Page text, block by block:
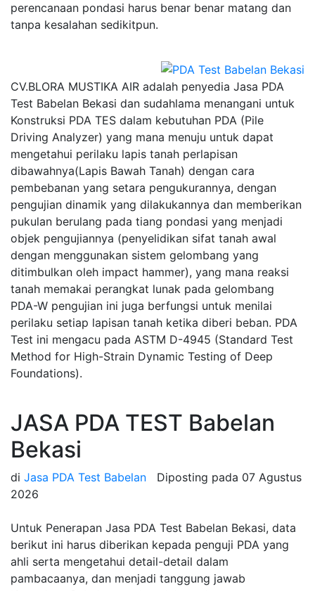
perencanaan pondasi harus benar benar matang dan
tanpa kesalahan sedikitpun.
CV.BLORA MUSTIKA AIR adalah penyedia Jasa PDA
Test Babelan Bekasi dan sudahlama menangani untuk
Konstruksi PDA TES dalam kebutuhan PDA (Pile
Driving Analyzer) yang mana menuju untuk dapat
mengetahui perilaku lapis tanah perlapisan
dibawahnya(Lapis Bawah Tanah) dengan cara
pembebanan yang setara pengukurannya, dengan
pengujian dinamik yang dilakukannya dan memberikan
pukulan berulang pada tiang pondasi yang menjadi
objek pengujiannya (penyelidikan sifat tanah awal
dengan menggunakan sistem gelombang yang
ditimbulkan oleh impact hammer), yang mana reaksi
tanah memakai perangkat lunak pada gelombang
PDA-W pengujian ini juga berfungsi untuk menilai
perilaku setiap lapisan tanah ketika diberi beban. PDA
Test ini mengacu pada ASTM D-4945 (Standard Test
Method for High-Strain Dynamic Testing of Deep
Foundations).
JASA PDA TEST Babelan
Bekasi
di Jasa PDA Test Babelan Diposting pada 07 Agustus
2026
Untuk Penerapan Jasa PDA Test Babelan Bekasi, data
berikut ini harus diberikan kepada penguji PDA yang
ahli serta mengetahui detail-detail dalam
pambacaanya, dan menjadi tanggung jawab